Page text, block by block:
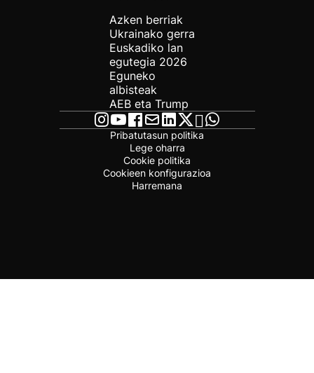
Azken berriak
Ukrainako gerra
Euskadiko lan
egutegia 2026
Eguneko
albisteak
AEB eta Trump
Pribatutasun politika
Lege oharra
Cookie politika
Cookieen konfigurazioa
Harremana